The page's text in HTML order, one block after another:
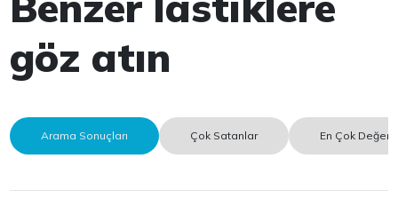
göz atın
Arama Sonuçları Çok Satanlar En Çok